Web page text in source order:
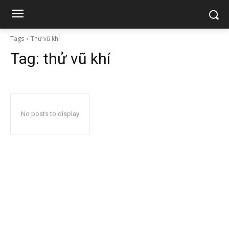
Tags Thử vũ khí
Tag: thử vũ khí
No posts to display